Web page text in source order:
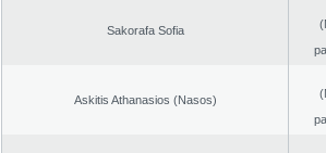
Sakorafa Sofia
Askitis Athanasios (Nasos)